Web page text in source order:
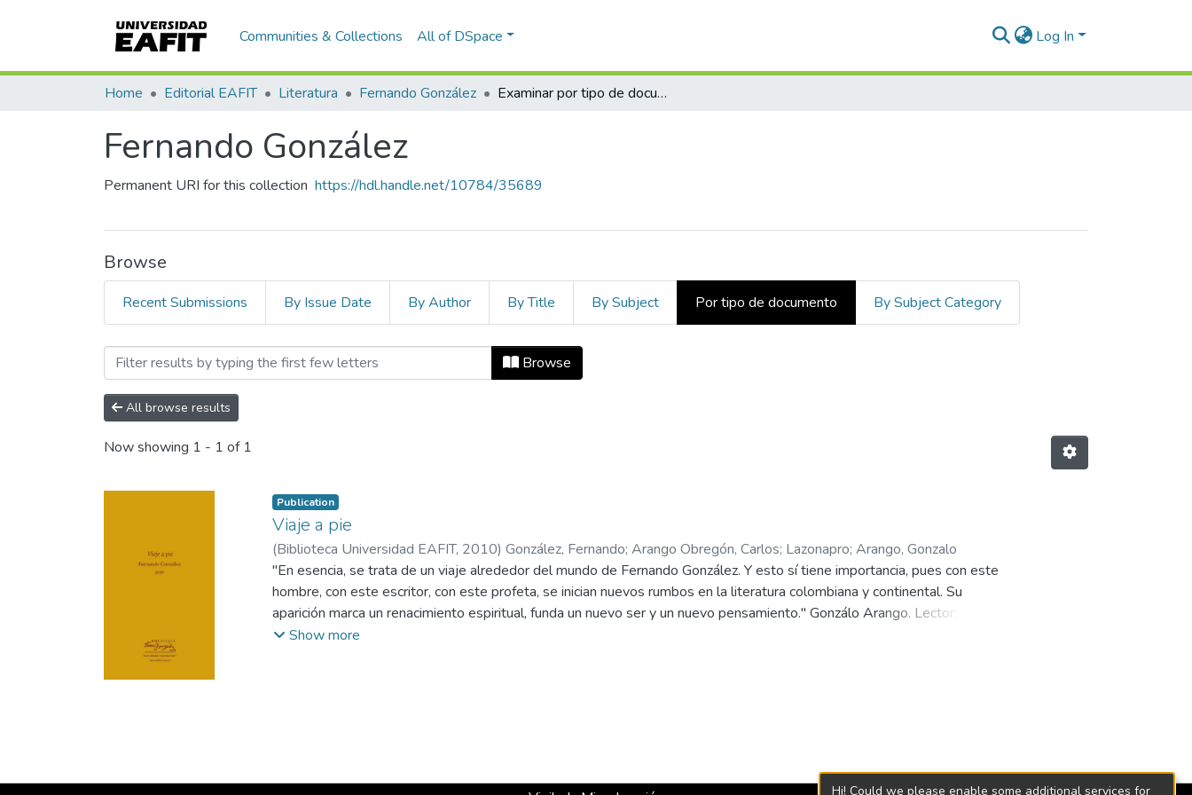
Communities & Collections All of DSpace Log In
Home Editorial EAFIT Literatura Fernando González Examinar por tipo de documento
Fernando González
Permanent URI for this collection https://hdl.handle.net/10784/35689
Browse
Recent Submissions By Issue Date By Author By Title By Subject Por tipo de documento By Subject Category
Browsing Fernando González by Tipo de documento "Audio"
Browse
All browse results
Now showing 1 - 1 of 1
Publication
Viaje a pie
(Biblioteca Universidad EAFIT, 2010) González, Fernando; Arango Obregón, Carlos; Lazonapro; Arango, Gonzalo
"En esencia, se trata de un viaje alrededor del mundo de Fernando González. Y esto sí tiene importancia, pues con este
hombre, con este escritor, con este profeta, se inician nuevos rumbos en la literatura colombiana y continental. Su
aparición marca un renacimiento espiritual, funda un nuevo ser y un nuevo pensamiento." Gonzálo Arango. Lector: Carlos
Arango Obregón. Productor: Lazonapro
Show more
Hi! Could we please enable some additional services for